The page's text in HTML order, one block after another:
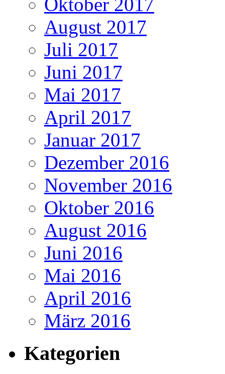
Oktober 2017
August 2017
Juli 2017
Juni 2017
Mai 2017
April 2017
Januar 2017
Dezember 2016
November 2016
Oktober 2016
August 2016
Juni 2016
Mai 2016
April 2016
März 2016
Kategorien